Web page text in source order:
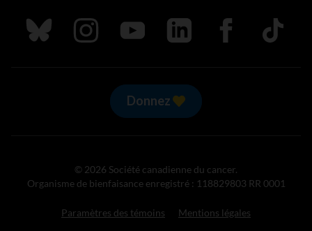
Suivez nous sur Bluesky
Suivez nous sur Instagram
Suivez nous sur Youtube
Suivez nous sur LinkedIn
Suivez nous sur
TikTok
Donnez
© 2026 Société canadienne du cancer.
Organisme de bienfaisance enregistré : 118829803 RR 0001
Paramètres des témoins Mentions légales